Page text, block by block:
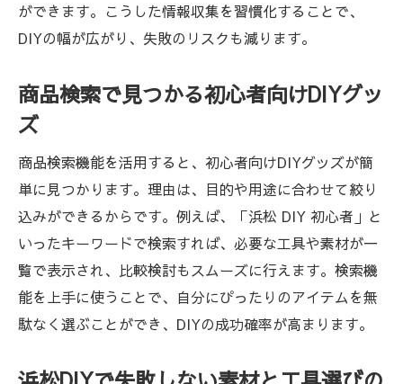
ができます。こうした情報収集を習慣化することで、
DIYの幅が広がり、失敗のリスクも減ります。
商品検索で見つかる初心者向けDIYグッ
ズ
商品検索機能を活用すると、初心者向けDIYグッズが簡
単に見つかります。理由は、目的や用途に合わせて絞り
込みができるからです。例えば、「浜松 DIY 初心者」と
いったキーワードで検索すれば、必要な工具や素材が一
覧で表示され、比較検討もスムーズに行えます。検索機
能を上手に使うことで、自分にぴったりのアイテムを無
駄なく選ぶことができ、DIYの成功確率が高まります。